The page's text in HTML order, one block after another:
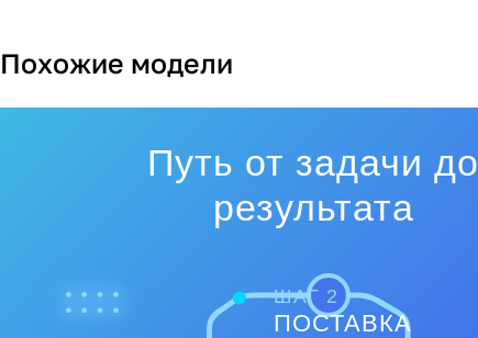
Похожие модели
Путь от задачи до
результата
ШАГ 2
ПОСТАВКА